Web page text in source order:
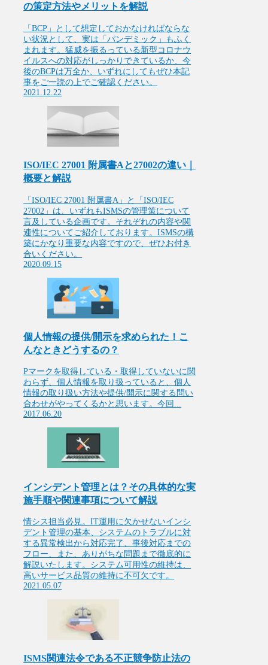
の策定方法やメリットを解説
「BCP」として想定しておかなければならな
い状況として、実は「パンデミック」もふく
まれます。猛威を振るっている新型コロナウ
イルスへの対応がしっかりできているか、今
後のBCPは万全か、いずれにしてもぜひ本記
事をご一読の上でご確認ください。
2021.12.22
ISO/IEC 27001 附属書Aと27002の違い｜
概要と解説
「ISO/IEC 27001 附属書A」と「ISO/IEC
27002」は、いずれもISMSの管理策について
言及している企画です。それぞれの内容や関
連性についてご紹介しております。ISMSの構
築にかなり重要な内容ですので、ぜひお付き
合いください。
2020.09.15
個人情報の提供/開示を求められた！こ
んなときどうするの？
Pマークを取得している・取得していないに関
わらず、個人情報を取り扱っていると、個人
情報の取り扱い方法や提供/開示に関する問い
合わせがやってくるかと思います。今回...
2017.06.20
インシデント管理とは？その具体的な実
施手順や関連事項について解説
情シス担当必見。IT運用に欠かせないインシ
デント管理の基本、システムのトラブルに対
する異常検出から対応完了、事後対応までの
フロー、また、ありがちな問題まで徹底的に
解説いたします。システム可用性の維持は、
高いサービス品質の維持に不可欠です。
2021.05.07
ISMS関連法令である不正競争防止法の